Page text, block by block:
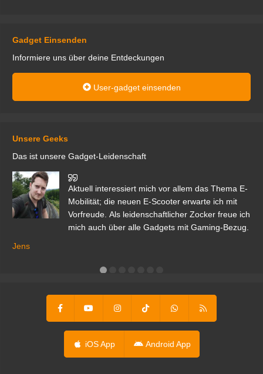
Gadget Einsenden
Informiere uns über deine Entdeckungen
User-gadget einsenden
Unsere Geeks
Das ist unsere Gadget-Leidenschaft
Aktuell interessiert mich vor allem das Thema E-
Mobilität; die neuen E-Scooter erwarte ich mit
Vorfreude. Als leidenschaftlicher Zocker freue ich
mich auch über alle Gadgets mit Gaming-Bezug.
Jens
iOS App Android App